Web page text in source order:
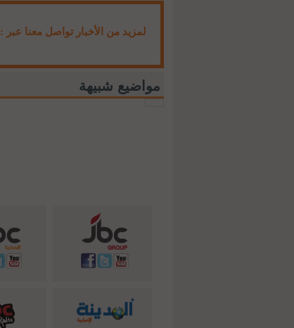
لمزيد من الأخبار تواصل معنا عبر :
مواضيع شبيهة